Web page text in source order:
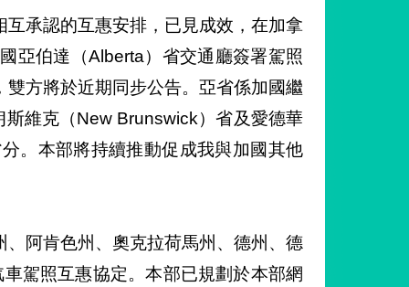
承認的互惠安排，已見成效，在加拿
亞伯達（Alberta）省交通廳簽署駕照
方將於近期同步公告。亞省係加國繼
維克（New Brunswick）省及愛德華
。本部將持續推動促成我與加國其他
阿肯色州、奧克拉荷馬州、德州、德
駕照互惠協定。本部已規劃於本部網